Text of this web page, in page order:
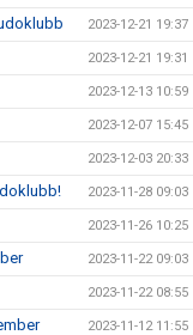
2023-12-21 19:37
2023-12-21 19:31
2023-12-13 10:59
2023-12-07 15:45
2023-12-03 20:33
2023-11-28 09:03
2023-11-26 10:25
2023-11-22 09:03
2023-11-22 08:55
2023-11-12 11:55